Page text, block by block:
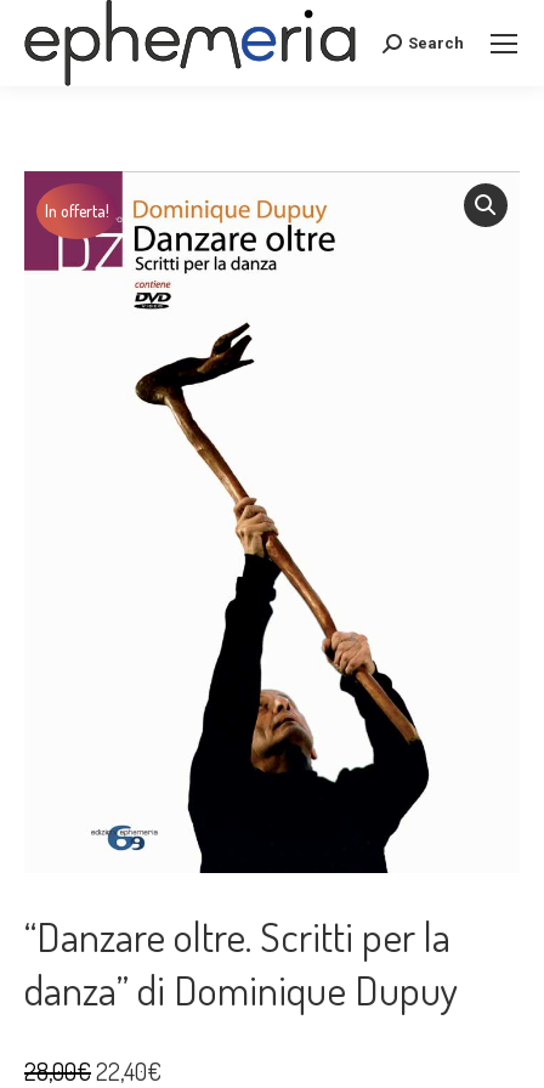
Search:Search
In offerta!
“Danzare oltre. Scritti per la
danza” di Dominique Dupuy
28,00€Il
22,40€